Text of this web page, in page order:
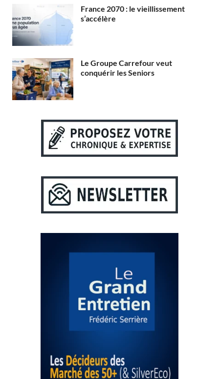
France 2070 : le vieillissement
s’accélère
Le Groupe Carrefour veut
conquérir les Seniors